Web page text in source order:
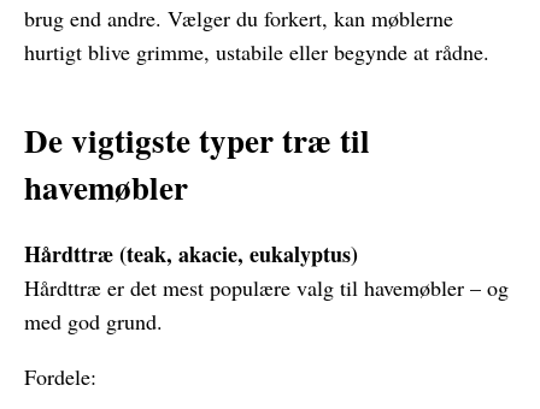
brug end andre. Vælger du forkert, kan møblerne
hurtigt blive grimme, ustabile eller begynde at rådne.
De vigtigste typer træ til
havemøbler
Hårdttræ (teak, akacie, eukalyptus)
Hårdttræ er det mest populære valg til havemøbler – og
med god grund.
Fordele: